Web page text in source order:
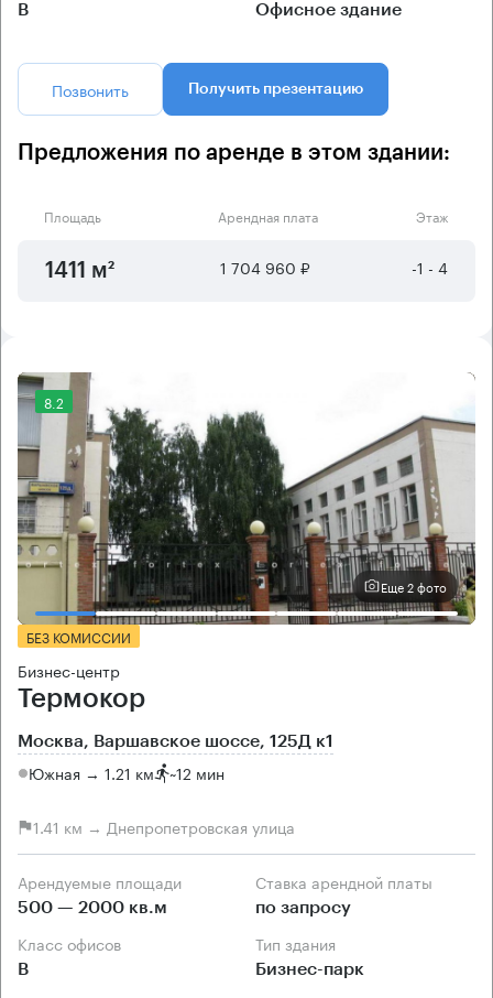
B Офисное здание
Позвонить Получить презентацию
Предложения по аренде в этом здании:
Площадь Арендная плата Этаж
1411 м² 1 704 960 ₽ -1 - 4
8.2
Еще 2 фото
БЕЗ КОМИССИИ
Бизнес-центр
Термокор
Москва, Варшавское шоссе, 125Д к1
Южная → 1.21 км ~12 мин
1.41 км → Днепропетровская улица
Арендуемые площади
500 — 2000 кв.м
Ставка арендной платы
по запросу
Класс офисов
B
Тип здания
Бизнес-парк